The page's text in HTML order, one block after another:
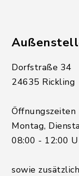
Dorfstraße 34
24635 Rickling
Öffnungszeiten
Montag,
08:00 - 12:00
sowie